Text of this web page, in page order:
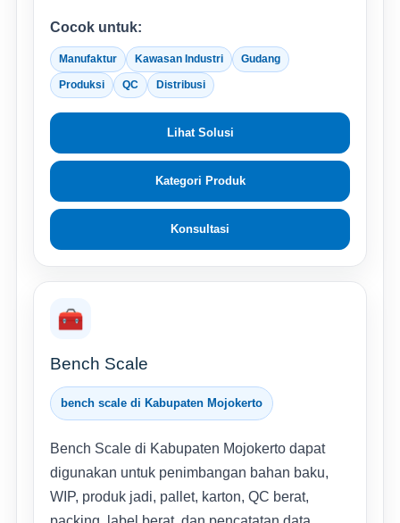
Cocok untuk:
Manufaktur Kawasan Industri Gudang
Produksi QC Distribusi
Lihat Solusi
Kategori Produk
Konsultasi
🧰
Bench Scale
bench scale di Kabupaten Mojokerto
Bench Scale di Kabupaten Mojokerto dapat
digunakan untuk penimbangan bahan baku,
WIP, produk jadi, pallet, karton, QC berat,